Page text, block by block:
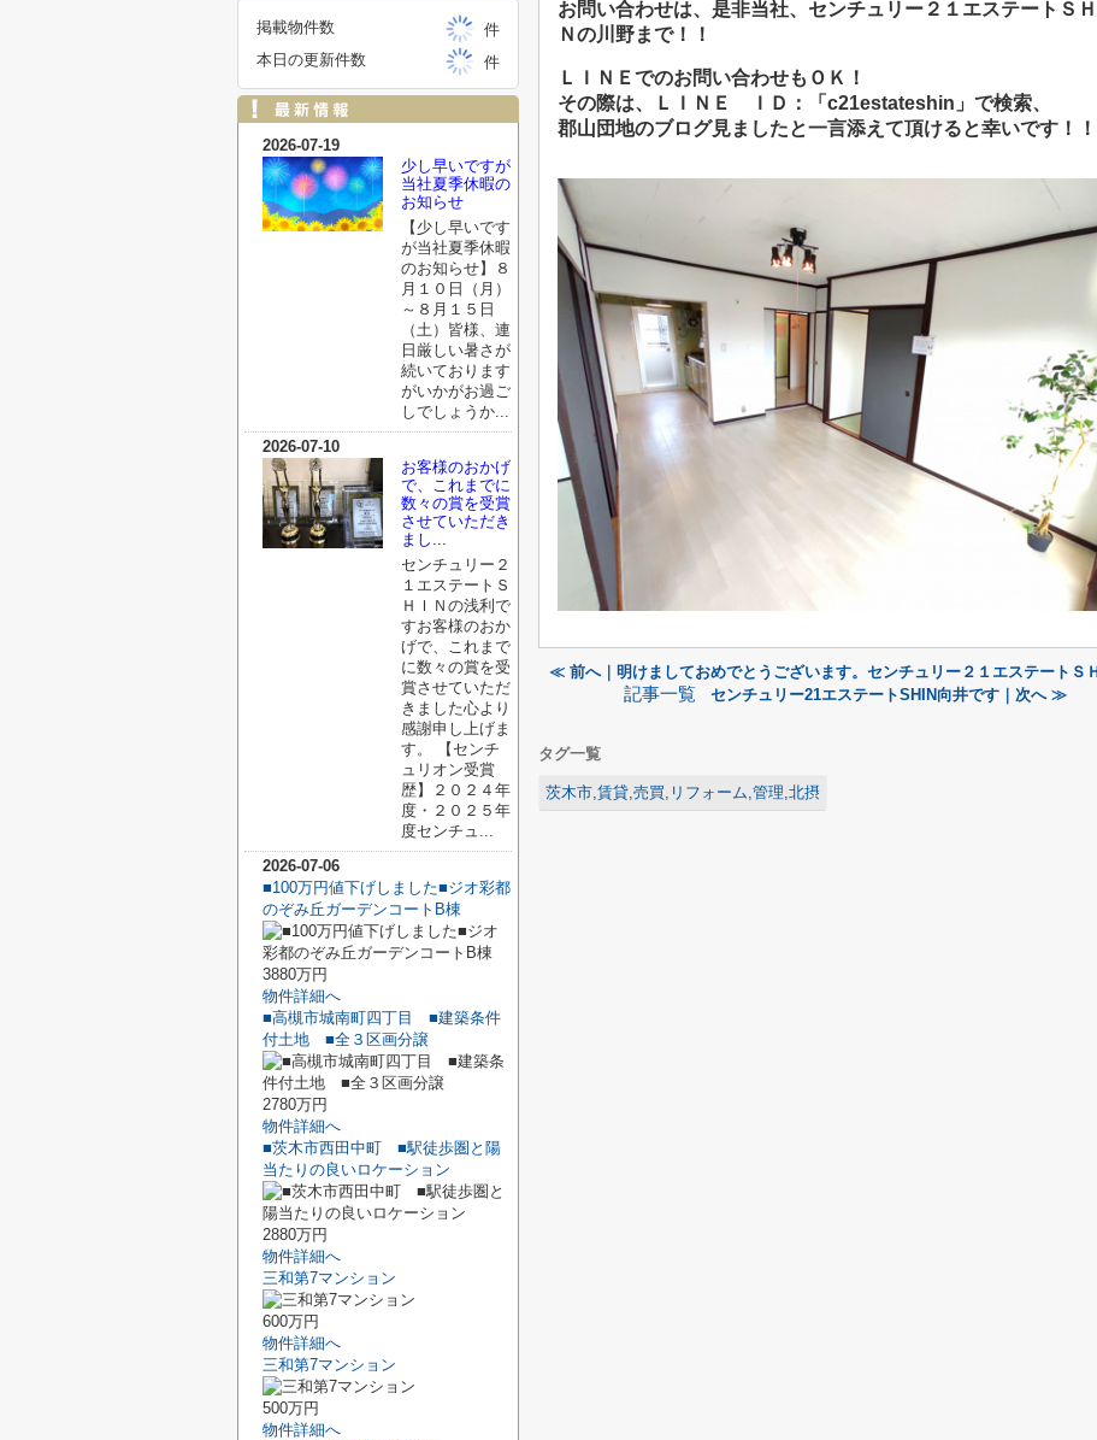
お問い合わせは、是非当社、センチュリー２１エステートＳＨ
Ｎの川野まで！！
ＬＩＮＥでのお問い合わせもＯＫ！
その際は、ＬＩＮＥ ＩＤ：「c21estateshin」で検索、
郡山団地のブログ見ましたと一言添えて頂けると幸いです！！
≪ 前へ｜明けましておめでとうございます。センチュリー２１エステートＳ
記事一覧 センチュリー21エステートSHIN向井です｜次へ ≫
タグ一覧
茨木市,賃貸,売買,リフォーム,管理,北摂
掲載物件数
件
本日の更新件数
件
2026-07-19
少し早いですが
当社夏季休暇の
お知らせ
【少し早いです
が当社夏季休暇
のお知らせ】８
月１０日（月）
～８月１５日
（土）皆様、連
日厳しい暑さが
続いております
がいかがお過ご
しでしょうか...
2026-07-10
お客様のおかげ
で、これまでに
数々の賞を受賞
させていただき
まし...
センチュリー２
１エステートＳ
ＨＩＮの浅利で
すお客様のおか
げで、これまで
に数々の賞を受
賞させていただ
きました心より
感謝申し上げま
す。 【センチ
ュリオン受賞
歴】２０２４年
度・２０２５年
度センチュ...
2026-07-06
■100万円値下げしました■ジオ彩都
のぞみ丘ガーデンコートB棟
3880万円
物件詳細へ
■高槻市城南町四丁目 ■建築条件
付土地 ■全３区画分譲
2780万円
物件詳細へ
■茨木市西田中町 ■駅徒歩圏と陽
当たりの良いロケーション
2880万円
物件詳細へ
三和第7マンション
600万円
物件詳細へ
三和第7マンション
500万円
物件詳細へ